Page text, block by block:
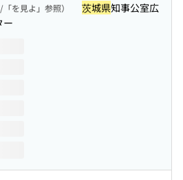
を見よ」参照） 茨城県知事公室広
ー